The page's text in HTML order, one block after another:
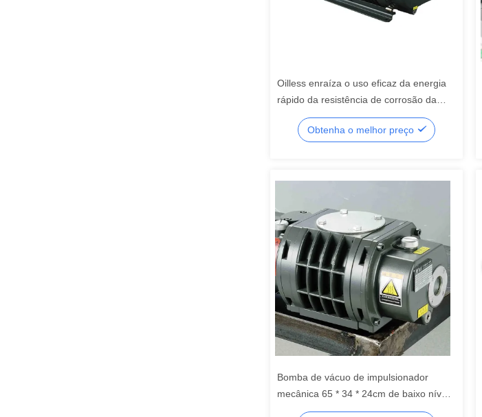
Oilless enraíza o uso eficaz da energia
rápido da resistência de corrosão da
bomba de impulsionador do vácuo
Obtenha o melhor preço
Bomba de vácuo de impulsionador
mecânica 65 * 34 * 24cm de baixo nível
de ruído da resistência de corrosão